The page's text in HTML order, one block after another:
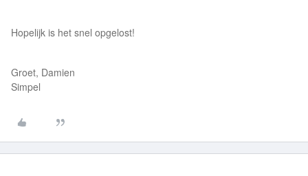
Hopelijk is het snel opgelost!
Groet, Damien
Simpel